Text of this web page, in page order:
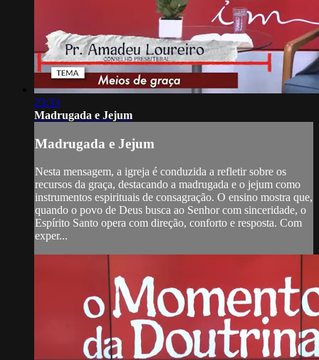
23:33
Madrugada e Jejum
Madrugada e Jejum
Nesta mensagem, a igreja é conduzida a refletir sobre os
recursos da graça, destacando a madrugada e o jejum como
instrumentos espirituais de consagração. O ensino mostra que,
quando o povo de Deus busca ao Senhor com sinceridade, o
Espírito Santo opera com direção, conforto e resposta. Com
exper...